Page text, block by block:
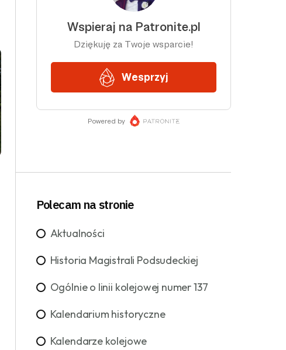
Polecam na stronie
Aktualności
Historia Magistrali Podsudeckiej
Ogólnie o linii kolejowej numer 137
Kalendarium historyczne
Kalendarze kolejowe